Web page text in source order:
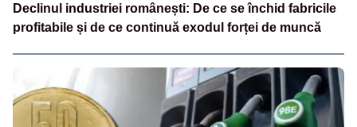
Declinul industriei românești: De ce se închid fabricile
profitabile și de ce continuă exodul forței de muncă